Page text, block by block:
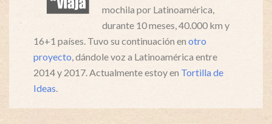
mochila por Latinoamérica,
durante 10 meses, 40.000 km y
16+1 países. Tuvo su continuación en otro
proyecto, dándole voz a Latinoamérica entre
2014 y 2017. Actualmente estoy en Tortilla de
Ideas.